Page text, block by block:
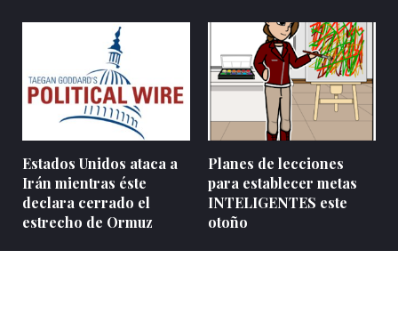
Estados Unidos ataca a
Irán mientras éste
declara cerrado el
estrecho de Ormuz
Planes de lecciones
para establecer metas
INTELIGENTES este
otoño